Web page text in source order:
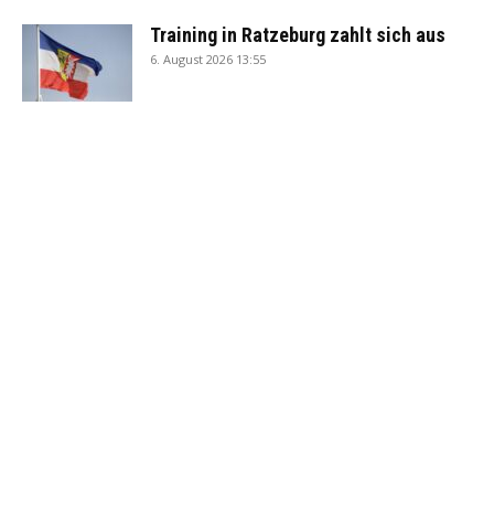
Training in Ratzeburg zahlt sich aus
6. August 2026 13:55